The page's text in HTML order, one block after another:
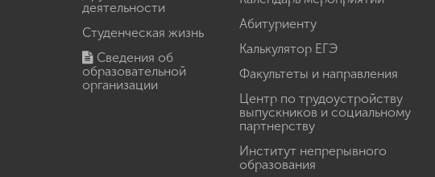
деятельности
Студенческая жизнь
Сведения об
образовательной
организации
Абитуриенту
Калькулятор ЕГЭ
Факультеты и направления
Центр по трудоустройству
выпускников и социальному
партнерству
Институт непрерывного
образования